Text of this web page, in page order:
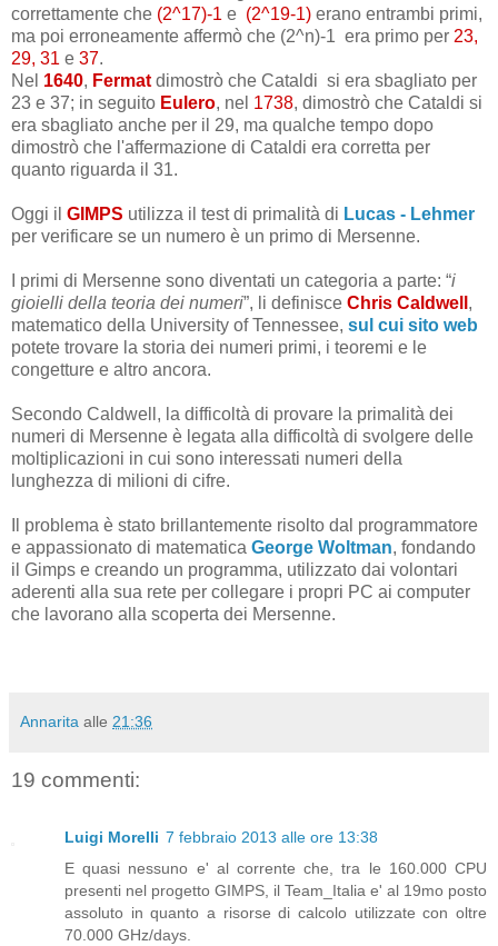
correttamente che (2^17)-1 e (2^19-1) erano entrambi primi,
ma poi erroneamente affermò che (2^n)-1 era primo per 23,
29, 31 e 37.
Nel 1640, Fermat dimostrò che Cataldi si era sbagliato per
23 e 37; in seguito Eulero, nel 1738, dimostrò che Cataldi si
era sbagliato anche per il 29, ma qualche tempo dopo
dimostrò che l'affermazione di Cataldi era corretta per
quanto riguarda il 31.
Oggi il GIMPS utilizza il test di primalità di Lucas - Lehmer
per verificare se un numero è un primo di Mersenne.
I primi di Mersenne sono diventati un categoria a parte: “i
gioielli della teoria dei numeri”, li definisce Chris Caldwell ,
matematico della University of Tennessee, sul cui sito web
potete trovare la storia dei numeri primi, i teoremi e le
congetture e altro ancora.
Secondo Caldwell, la difficoltà di provare la primalità dei
numeri di Mersenne è legata alla difficoltà di svolgere delle
moltiplicazioni in cui sono interessati numeri della
lunghezza di milioni di cifre.
Il problema è stato brillantemente risolto dal programmatore
e appassionato di matematica George Woltman, fondando
il Gimps e creando un programma, utilizzato dai volontari
aderenti alla sua rete per collegare i propri PC ai computer
che lavorano alla scoperta dei Mersenne.
Annarita alle 21:36
19 commenti:
Luigi Morelli 7 febbraio 2013 alle ore 13:38
E quasi nessuno e' al corrente che, tra le 160.000 CPU
presenti nel progetto GIMPS, il Team_Italia e' al 19mo posto
assoluto in quanto a risorse di calcolo utilizzate con oltre
70.000 GHz/days.